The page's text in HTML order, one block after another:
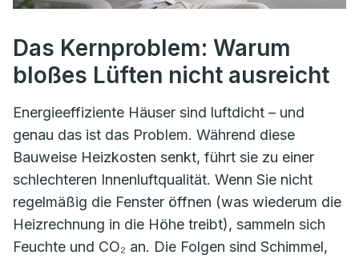
Das Kernproblem: Warum
bloßes Lüften nicht ausreicht
Energieeffiziente Häuser sind luftdicht – und
genau das ist das Problem. Während diese
Bauweise Heizkosten senkt, führt sie zu einer
schlechteren Innenluftqualität. Wenn Sie nicht
regelmäßig die Fenster öffnen (was wiederum die
Heizrechnung in die Höhe treibt), sammeln sich
Feuchte und CO₂ an. Die Folgen sind Schimmel,